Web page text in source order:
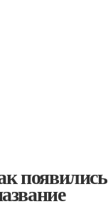
появились